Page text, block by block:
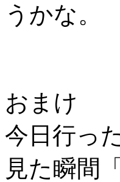
うかな。
おまけ
今日行っ
見た瞬間